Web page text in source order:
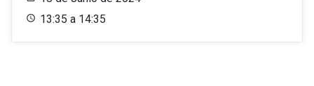
13:35 a 14:35